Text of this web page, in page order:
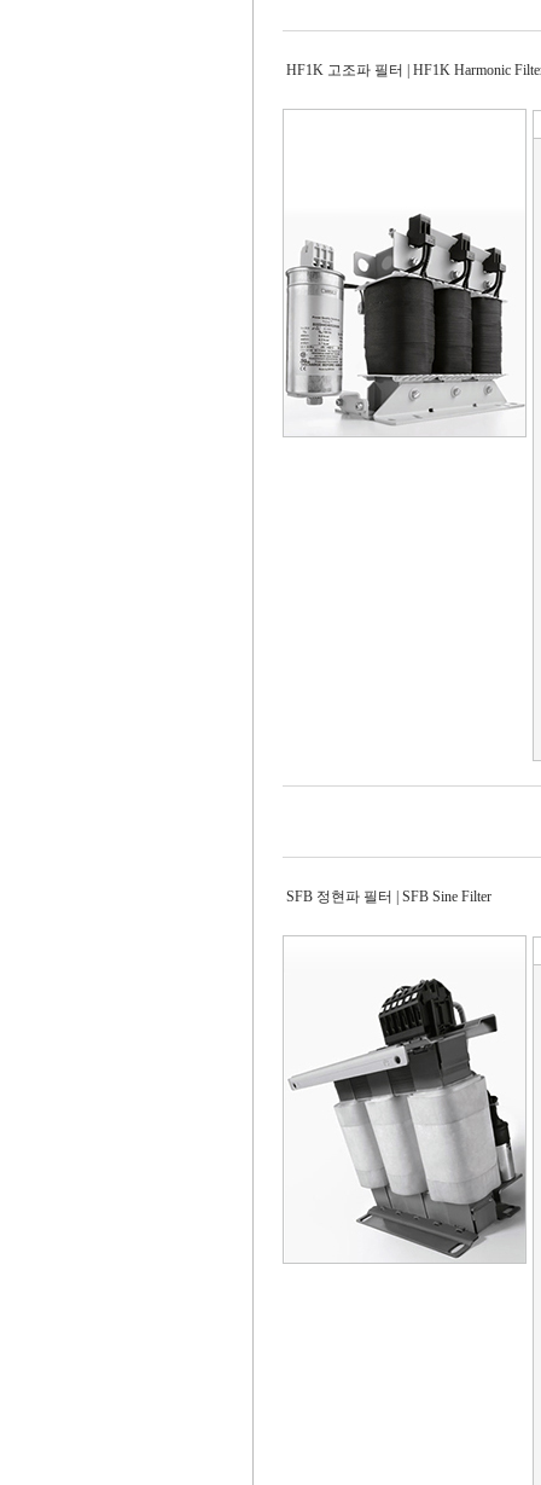
HF1K 고조파 필터 | HF1K Harmonic
SFB 정현파 필터 | SFB Sine Filter